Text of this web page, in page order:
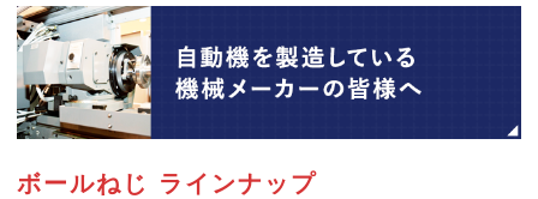
ボールねじ ラインナップ